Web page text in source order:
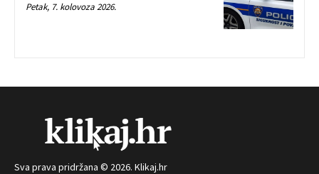
Petak, 7. kolovoza 2026.
Sva prava pridržana © 2026. Klikaj.hr